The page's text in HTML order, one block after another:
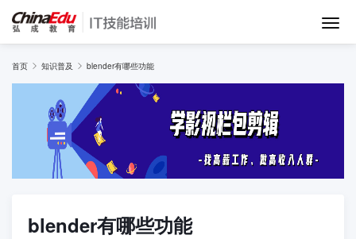
首页
IT培训班
在线网课
首页 知识普及 blender有哪些功能
blender有哪些功能